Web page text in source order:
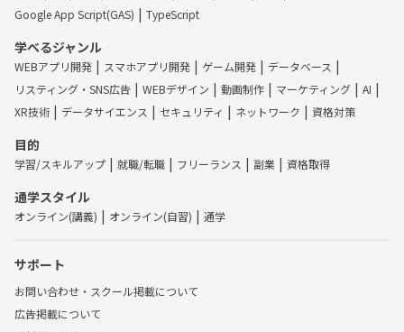
Google App Script(GAS)
TypeScript
学べるジャンル
WEBアプリ開発 スマホアプリ開発 ゲーム開発
データベース
リスティング・SNS広告
WEBデザイン 動画制作 マーケティング
AI
XR技術
データサイエンス セキュリティ ネットワーク 資格対策
目的
学習/スキルアップ 就職/転職 フリーランス 副業 資格取得
通学スタイル
オンライン(講義) オンライン(自習) 通学
サポート
お問い合わせ・スクール掲載について
広告掲載について